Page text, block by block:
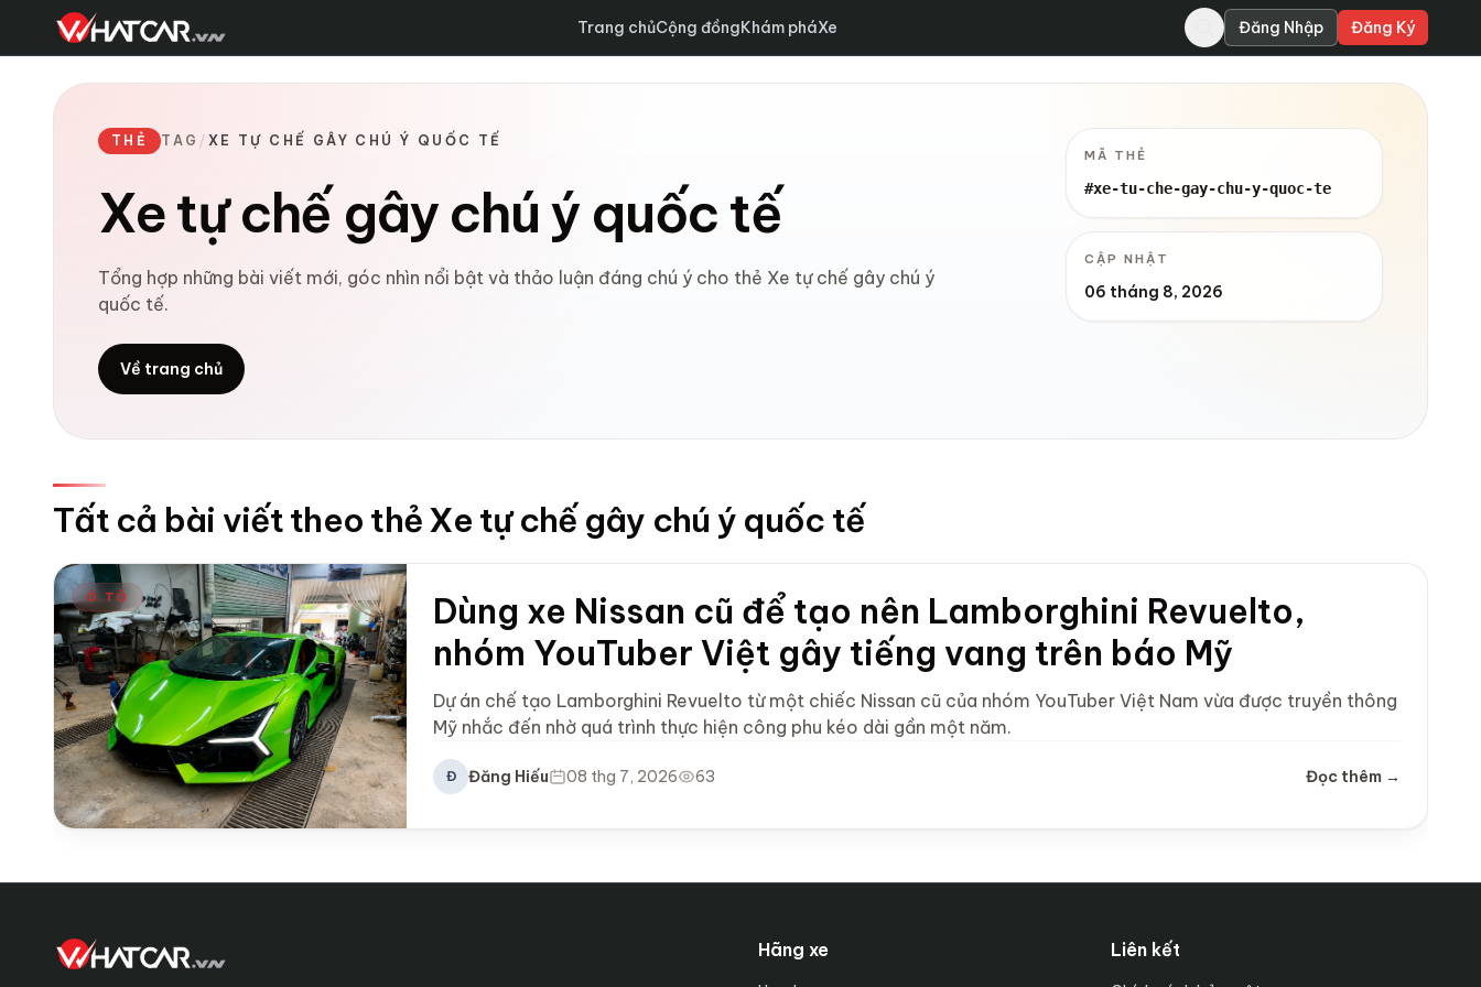
Trang chủCộng đồngKhám pháXe Đăng Nhập Đăng Ký
THẺ TAG / XE TỰ CHẾ GÂY CHÚ Ý QUỐC TẾ
Xe tự chế gây chú ý quốc tế
Tổng hợp những bài viết mới, góc nhìn nổi bật và thảo luận đáng chú ý cho thẻ Xe tự chế gây chú ý
quốc tế.
Về trang chủ
MÃ THẺ
#xe-tu-che-gay-chu-y-quoc-te
CẬP NHẬT
06 tháng 8, 2026
Tất cả bài viết theo thẻ Xe tự chế gây chú ý quốc tế
Ô TÔ
Dùng xe Nissan cũ để tạo nên Lamborghini Revuelto,
nhóm YouTuber Việt gây tiếng vang trên báo Mỹ
Dự án chế tạo Lamborghini Revuelto từ một chiếc Nissan cũ của nhóm YouTuber Việt Nam vừa được truyền thông
Mỹ nhắc đến nhờ quá trình thực hiện công phu kéo dài gần một năm.
Đ Đăng Hiếu 08 thg 7, 2026 63 Đọc thêm →
Hãng xe Liên kết